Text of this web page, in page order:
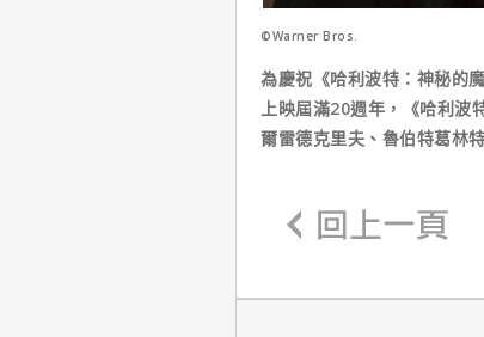
©Warner Bros.
為慶祝《哈利波特：神秘的
上映屆滿20週年，《哈利波
爾雷德克里夫、魯伯特葛林